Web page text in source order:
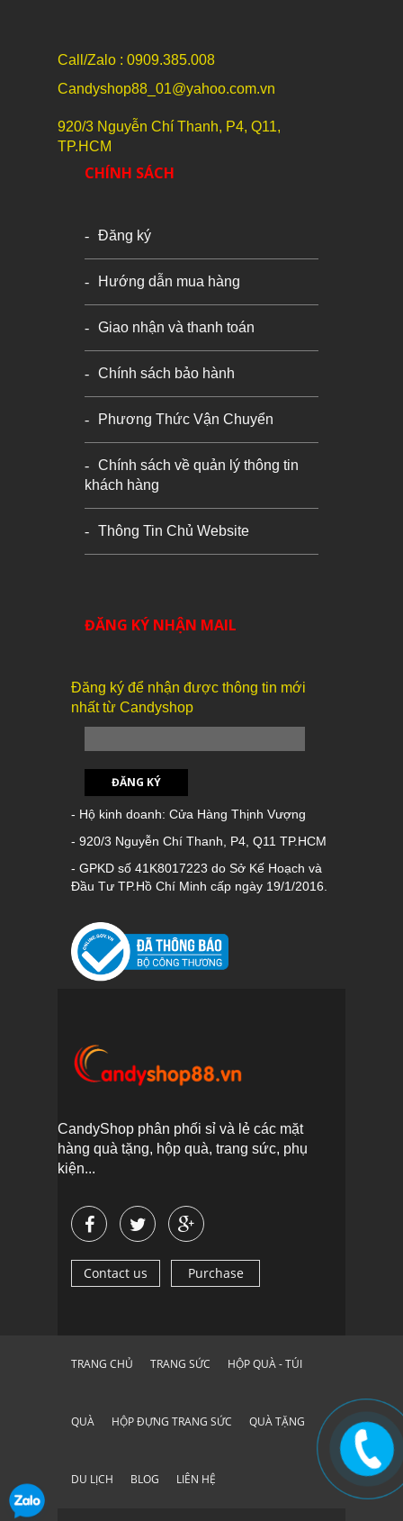
Call/Zalo : 0909.385.008
Candyshop88_01@yahoo.com.vn
920/3 Nguyễn Chí Thanh, P4, Q11,
TP.HCM
CHÍNH SÁCH
Đăng ký
Hướng dẫn mua hàng
Giao nhận và thanh toán
Chính sách bảo hành
Phương Thức Vận Chuyển
Chính sách về quản lý thông tin
khách hàng
Thông Tin Chủ Website
ĐĂNG KÝ NHẬN MAIL
Đăng ký để nhận được thông tin mới
nhất từ Candyshop
ĐĂNG KÝ
- Hộ kinh doanh: Cửa Hàng Thịnh Vượng
- 920/3 Nguyễn Chí Thanh, P4, Q11 TP.HCM
- GPKD số 41K8017223 do Sở Kế Hoạch và
Đầu Tư TP.Hồ Chí Minh cấp ngày 19/1/2016.
CandyShop phân phối sỉ và lẻ các mặt
hàng quà tặng, hộp quà, trang sức, phụ
kiện...
Contact us Purchase
TRANG CHỦ TRANG SỨC HỘP QUÀ - TÚI
QUÀ HỘP ĐỰNG TRANG SỨC QUÀ TẶNG
DU LỊCH BLOG LIÊN HỆ